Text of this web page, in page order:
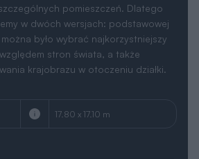
pomieszczeń. Dlatego
w dwóch wersjach: podstawowej
było wybrać najkorzystniejszy
stron świata, a także
krajobrazu w otoczeniu działki.
17.80 x 17.10 m